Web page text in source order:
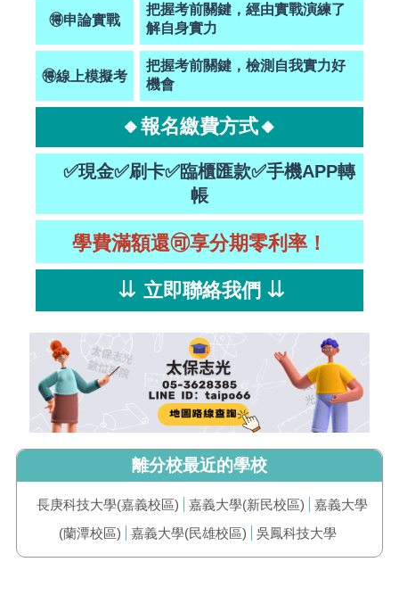
🉐申論實戰
把握考前關鍵，經由實戰演練了
解自身實力
🉐線上模擬考
把握考前關鍵，檢測自我實力好
機會
🔸報名繳費方式🔸
✅現金✅刷卡✅臨櫃匯款✅手機APP轉
帳
學費滿額還🉑享分期零利率！
⇊ 立即聯絡我們 ⇊
離分校最近的學校
長庚科技大學(嘉義校區) 嘉義大學(新民校區)
嘉義大學
(蘭潭校區)
嘉義大學(民雄校區) 吳鳳科技大學